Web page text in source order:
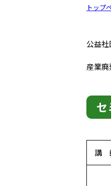
トップ
公益
産業
セ
講